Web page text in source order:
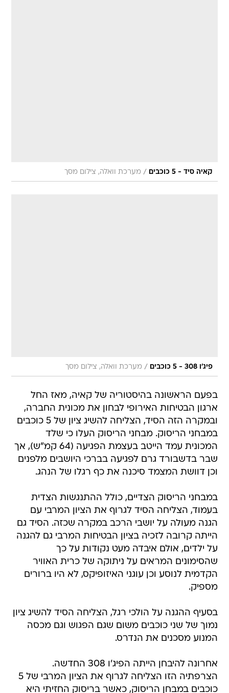
קאיה סיד - 5 כוכבים / מערכת וואלה, צילום מסך
פיג'ו 308 - 5 כוכבים / מערכת וואלה, צילום מסך
בפעם הראשונה בהיסטוריה של קאיה, מאז החל
ארגון הבטיחות האירופי לבחון את מכונית החברה,
ובמקרה הזה הסיד, הצליחה להשיג ציון של 5 כוכבים
במבחני הריסוק. מבחני הריסוק העלו כי שלד
המכונית עמד הייטב בעצמת הפגיעה (64 קמ"ש), אך
שבר בדשבורד גרם לפגיעה בברכי היושבים מלפנים
וכן דוושת המצמד סיכנה את כף רגלו של הנהג.
במבחני הריסוק הצדיים, כולל ההתנגשות הצדית
בעמוד, הצליחה הסיד לגרוף את הציון המרבי עם
הגנה מעולה על יושבי הרכב במקרה שכזה. הסיד גם
הייתה קרובה לזכיה בציון הבטיחות המרבי גם להגנה
על ילדים, אולם איבדה מעט נקודות על כך
שהסימונים המראים על ניתוקה של כרית האוויר
הקדמית לנוסע וכן עוגני האיזופיקס, לא היו ברורים
מספיק.
בסעיף ההגנה על הולכי רגל, הצליחה הסיד להשיג ציון
נמוך של שני כוכבים משום שגם הפגוש וגם מכסה
המנוע מסכנים את הנדרס.
אחרונה להיבחן הייתה הפיג'ו 308 החדשה.
הצרפתיה הזו הצליחה לגרוף את הציון המרבי של 5
כוכבים במבחן הריסוק, כאשר בריסוק החזיתי היא